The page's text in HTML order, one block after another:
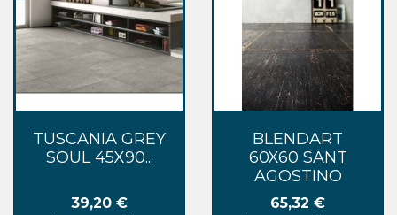
TUSCANIA GREY
SOUL 45X90...
Prix
39,20 €
BLENDART
60X60 SANT
AGOSTINO
Prix
65,32 €